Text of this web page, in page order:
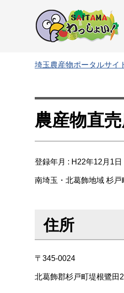
埼玉農産物ポータルサイ
農産物直
登録年月 : H22年12月1日
南埼玉・北葛飾地域 杉戸
住所
〒345-0024
北葛飾郡杉戸町堤根鷺田